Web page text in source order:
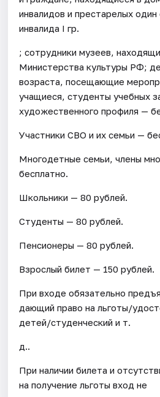
инвалидов и престарелых
инвалида I гр.
; сотрудники музеев,
Министерства культуры РФ;
возраста, посещающие
учащиеся, студенты учебных
художественного профиля —
Участники СВО и их семьи —
Многодетные семьи, члены
бесплатно.
Школьники — 80 рублей.
Студенты — 80 рублей.
Пенсионеры — 80 рублей.
Взрослый билет — 150 рублей.
При входе обязательно
дающий право на льготы/
детей/студенческий и т.
д..
При наличии билета и
на получение льготы вход не